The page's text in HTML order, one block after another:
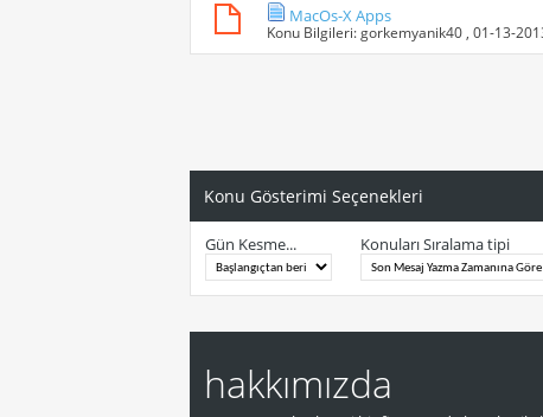
MacOs-X Apps
Konu Bilgileri:gorkemyanik40 , 01-13-
Konu Gösterimi Seçenekleri
Gün Kesme... Konuları Sıralama tipi
hakkımızda